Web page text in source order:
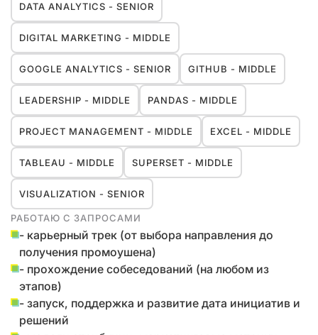
DATA ANALYTICS - SENIOR
DIGITAL MARKETING - MIDDLE
GOOGLE ANALYTICS - SENIOR GITHUB - MIDDLE
LEADERSHIP - MIDDLE PANDAS - MIDDLE
PROJECT MANAGEMENT - MIDDLE EXCEL - MIDDLE
TABLEAU - MIDDLE SUPERSET - MIDDLE
VISUALIZATION - SENIOR
РАБОТАЮ С ЗАПРОСАМИ
- карьерный трек (от выбора направления до
получения промоушена)
- прохождение собеседований (на любом из
этапов)
- запуск, поддержка и развитие дата инициатив и
решений